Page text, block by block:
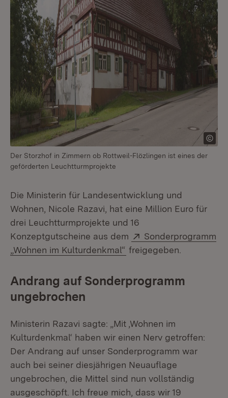
Der Storzhof in Zimmern ob Rottweil-Flözlingen ist eines der
geförderten Leuchtturmprojekte
Die Ministerin für Landesentwicklung und
Wohnen, Nicole Razavi, hat eine Million Euro für
drei Leuchtturmprojekte und 16
Konzeptgutscheine aus dem
Extern:
Sonderprogramm
„Wohnen im Kulturdenkmal“ (Öffnet in neuem
freigegeben.
Andrang auf Sonderprogramm
ungebrochen
Ministerin Razavi sagte: „Mit ‚Wohnen im
Kulturdenkmal‘ haben wir einen Nerv getroffen:
Der Andrang auf unser Sonderprogramm war
auch bei seiner diesjährigen Neuauflage
ungebrochen, die Mittel sind nun vollständig
ausgeschöpft. Ich freue mich, dass wir 19